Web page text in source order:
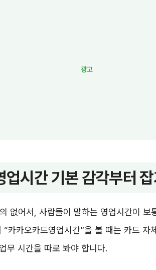
시간 기본 감각부터 잡
없어서, 사람들이 말하는 영업시간이 보
“카카오카드영업시간”을 볼 때는 카드
무 시간을 따로 봐야 합니다.